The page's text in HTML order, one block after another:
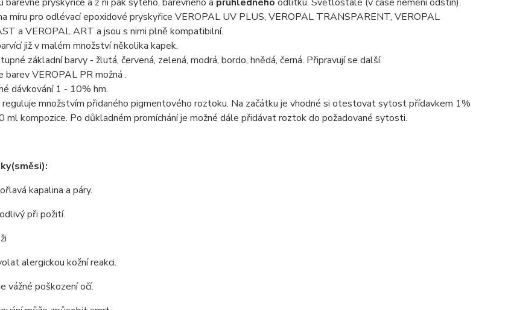
míru pro odlévací epoxidové pryskyřice VEROPAL UV PLUS, VEROPAL TRANSPARENT, VEROPAL
a VEROPAL ART a jsou s nimi plně kompatibilní.
již v malém množství několika kapek.
základní barvy - žlutá, červená, zelená, modrá, bordo, hnědá, černá. Připravují se další.
barev VEROPAL PR možná .
dávkování 1 - 10% hm.
množstvím přidaného pigmentového roztoku. Na začátku je vhodné si otestovat sytost přídavkem 1%
ml kompozice. Po důkladném promíchání je možné dále přidávat roztok do požadované sytosti.
kapalina a páry.
při požití.
alergickou kožní reakci.
vážné poškození očí.